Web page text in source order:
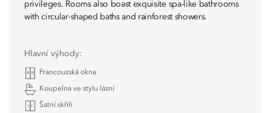
privileges. Rooms also boast exquisite spa-like bathrooms
with circular-shaped baths and rainforest showers.
Hlavní výhody:
Francouzská okna
Koupelna ve stylu lázní
Šatní skříň